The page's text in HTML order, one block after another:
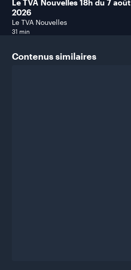
Le TVA Nouvelles 18h du 7 août
2026
Le TVA Nouvelles
31 min
Contenussimilaires